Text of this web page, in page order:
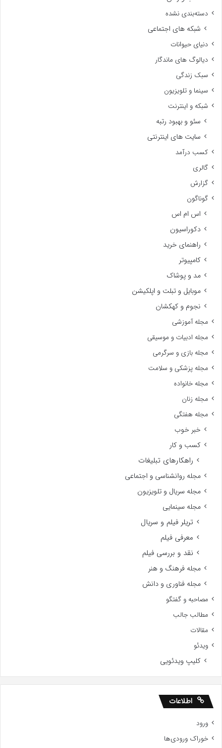
دسته‌بندی نشده
شبکه های اجتماعی
دنیای حیوانات
دیالوگ های ماندگار
سبک زندگی
سینما و تلویزیون
شبکه و اینترنت
سئو و بهبود رتبه
سایت های اینترنتی
کسب درآمد
گالری
گزارش
گوناگون
اس ام اس
دکوراسیون
راهنمای خرید
کامپیوتر
مد و پوشاک
موبایل و تبلت و اپلکیشن
نجوم و کهکشان
مجله آموزشی
مجله ادبیات و موسیقی
مجله بازی و سرگرمی
مجله پزشکی و سلامت
مجله خانواده
مجله زنان
مجله هفتگی
خبر خوب
کسب و کار
راهکارهای تبلیغات
مجله روانشناسی و اجتماعی
مجله سریال و تلویزیون
مجله سینمایی
تریلر فیلم و سریال
معرفی فیلم
نقد و بررسی فیلم
مجله فرهنگ و هنر
مجله فناوری و دانش
مصاحبه و گفتگو
مطالب جالب
مقالات
ویدئو
کلیپ ویدئویی
اطلاعات
ورود
خوراک ورودی‌ها